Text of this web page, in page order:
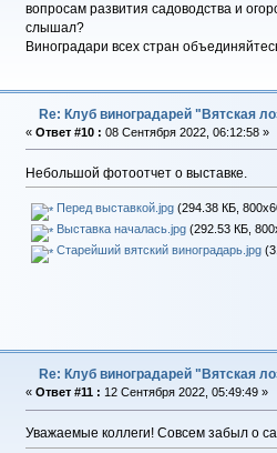
вопросам развития садоводства и
слышал?
Виноградари всех стран
Re: Клуб виноградарей "Вятская
« Ответ #10 : 08 Сентября 2022, 06:12:58 »
Небольшой фотоотчет о выставке.
Перед выставкой.jpg(294.38 КБ,
Выставка началась.jpg(292.53 КБ,
Старейший вятский виноградарь.jpg
Re: Клуб виноградарей "Вятская
« Ответ #11 : 12 Сентября 2022, 05:49:49 »
Уважаемые коллеги! Совсем забыл о